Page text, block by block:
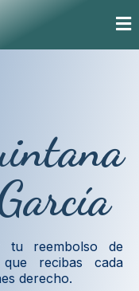
tu reembolso de
que recibas cada
derecho.